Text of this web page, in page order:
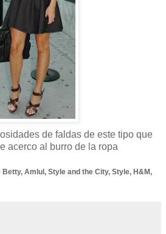
de faldas de este tipo que
acerco al burro de la ropa
Amlul, Style and the City, Style, H&M,